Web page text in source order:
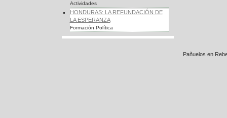
Actividades
HONDURAS: LA REFUNDACIÓN DE
LA ESPERANZA
Formación Política
Pañuelos en